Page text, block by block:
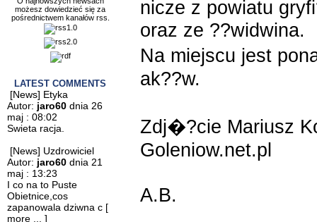
możesz dowiedzieć się za
pośrednictwem kanałów rss.
LATEST COMMENTS
[News] Etyka
Autor: jaro60 dnia 26
maj : 08:02
Swieta racja.
[News] Uzdrowiciel
Autor: jaro60 dnia 21
maj : 13:23
I co na to Puste
Obietnice,cos
zapanowala dziwna c [
more ... ]
nicze z powiatu
oraz ze ??widwina.
Na miejscu jest
ak??w.
Zdj�?cie Mariusz
Goleniow.net.pl
A.B.